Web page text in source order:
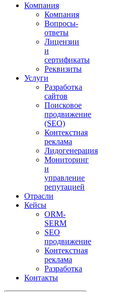
Компания
Компания
Вопросы-
ответы
Лицензии
и
сертификаты
Реквизиты
Услуги
Разработка
сайтов
Поисковое
продвижение
(SEO)
Контекстная
реклама
Лидогенерация
Мониторинг
и
управление
репутацией
Отрасли
Кейсы
ORM-
SERM
SEO
продвижение
Контекстная
реклама
Разработка
Контакты